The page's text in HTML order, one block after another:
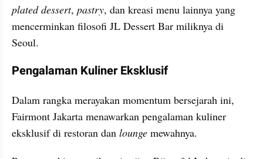
plated dessert, pastry, dan kreasi menu lainnya yang
mencerminkan filosofi JL Dessert Bar miliknya di
Seoul.
Pengalaman Kuliner Eksklusif
Dalam rangka merayakan momentum bersejarah ini,
Fairmont Jakarta menawarkan pengalaman kuliner
eksklusif di restoran dan lounge mewahnya.